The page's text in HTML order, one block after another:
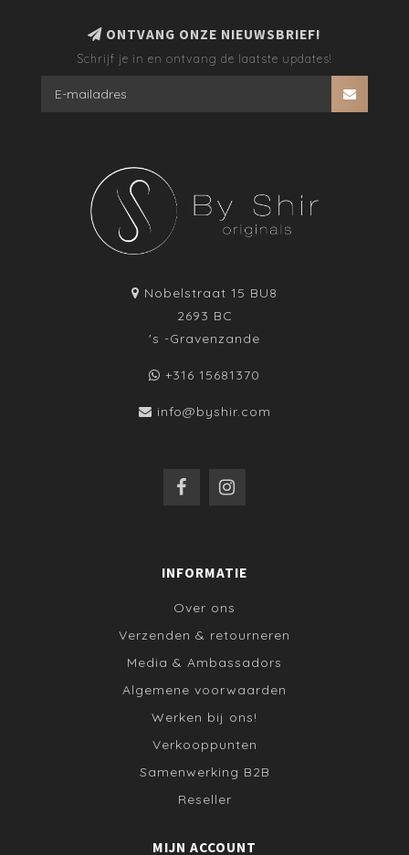
ONTVANG ONZE NIEUWSBRIEF!
Schrijf je in en ontvang de laatste updates!
Nobelstraat 15 BU8
2693 BC
's -Gravenzande
+316 15681370
info@byshir.com
INFORMATIE
Over ons
Verzenden & retourneren
Media & Ambassadors
Algemene voorwaarden
Werken bij ons!
Verkooppunten
Samenwerking B2B
Reseller
MIJN ACCOUNT